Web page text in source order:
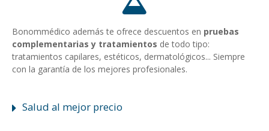
Bonommédico además te ofrece descuentos en pruebas
complementarias y tratamientos de todo tipo:
tratamientos capilares, estéticos, dermatológicos... Siempre
con la garantía de los mejores profesionales.
Salud al mejor precio